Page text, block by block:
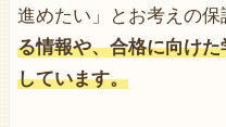
進めたい」とお考えの保
る情報や、合格に向け
しています。